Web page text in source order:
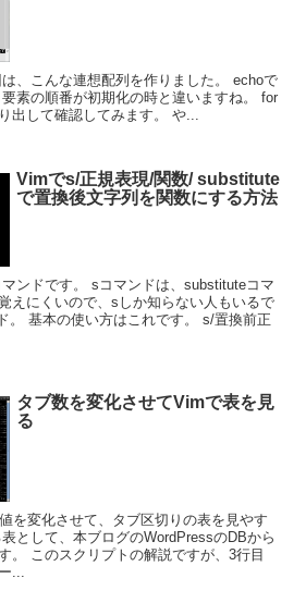
、こんな連想配列を作りました。 echoで
素の順番が初期化の時と違いますね。 for
出して確認してみます。 や...
Vimでs/正規表現/関数/ substitute
で置換後文字列を関数にする方法
ンドです。 sコマンドは、substituteコマ
えにくいので、sしか知らない人もいるで
。 基本の使い方はこれです。 s/置換前正
タブ数を変化させてVimで表を見
る
を変化させて、タブ区切りの表を見やす
として、本ブログのWordPressのDBから
。 このスクリプトの解説ですが、3行目
...